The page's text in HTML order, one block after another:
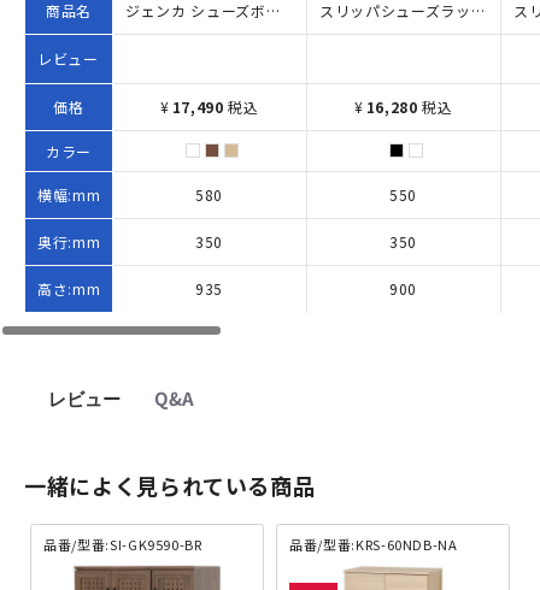
商品名
レビュー
価格
カラー
横幅:mm
奥行:mm
高さ:mm
ジェンカ シューズボックス（W580×D350×H935）
¥ 17,490 税込
580
350
935
スリッパシューズラック 2列×3段 クリーンイーゴス仕様 W550×D350×H900 ホワイト
¥ 16,280 税込
550
350
900
レビュー Q&A
一緒によく見られている商品
品番/型番:SI-GK9590-BR 品番/型番:KRS-60NDB-NA